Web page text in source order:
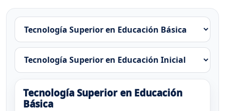
Tecnología Superior en Educación
Básica